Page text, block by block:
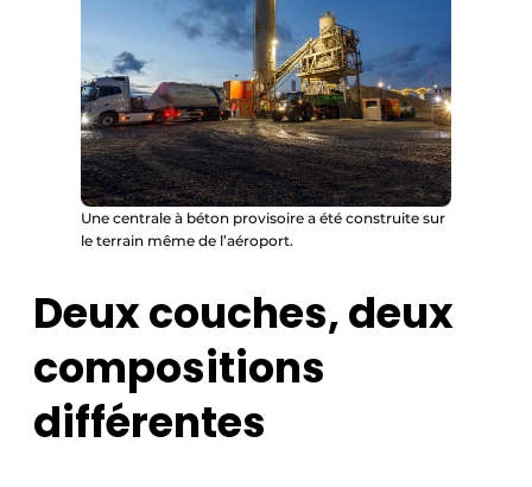
Techniques ferroviaires
Travaux ferroviaires
Une centrale à béton provisoire a été construite sur
le terrain même de l’aéroport.
Deux couches, deux
compositions
différentes